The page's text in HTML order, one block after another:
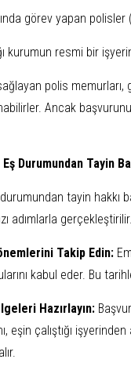
görev yapan
kurumun resmi bir
polis
Ancak
Durumundan Tayin
tayin hakkı
adımlarla
Takip Edin:
kabul eder. Bu
Hazırlayın:
eşin çalıştığı